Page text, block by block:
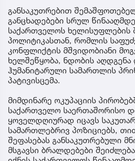
განსაკუთრებით
განცხადებები სრულ
საქართველოს ხელისუფლების
პოლიტიკასთან, რომლის
კონფლიქტის მშვიდობიანი
ხელშეწყობა, ნდობის
ჰუმანიტარული სამართლის
პატივისცემა.
მიმდინარე ოკუპაციის
საქართველო საერთაშორისო
ყოველდღიურად იცავს
სამართლებრივ პოზიციებს,
შეფასებას განსაკუთრებული
მსგავსი ბრალდებები